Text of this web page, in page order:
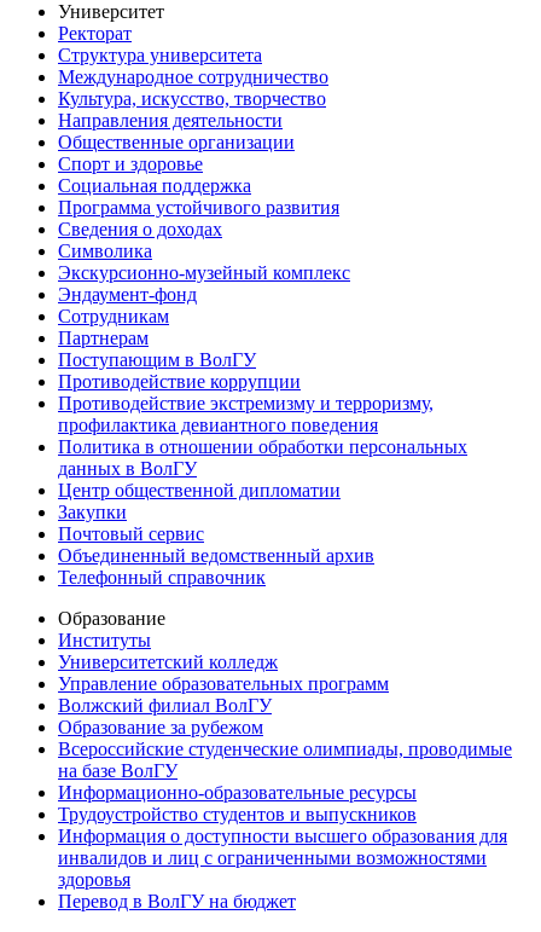
Университет
Ректорат
Структура университета
Международное сотрудничество
Культура, искусство, творчество
Направления деятельности
Общественные организации
Спорт и здоровье
Социальная поддержка
Программа устойчивого развития
Сведения о доходах
Символика
Экскурсионно-музейный комплекс
Эндаумент-фонд
Сотрудникам
Партнерам
Поступающим в ВолГУ
Противодействие коррупции
Противодействие экстремизму и терроризму,
профилактика девиантного поведения
Политика в отношении обработки персональных
данных в ВолГУ
Центр общественной дипломатии
Закупки
Почтовый сервис
Объединенный ведомственный архив
Телефонный справочник
Образование
Институты
Университетский колледж
Управление образовательных программ
Волжский филиал ВолГУ
Образование за рубежом
Всероссийские студенческие олимпиады, проводимые
на базе ВолГУ
Информационно-образовательные ресурсы
Трудоустройство студентов и выпускников
Информация о доступности высшего образования для
инвалидов и лиц с ограниченными возможностями
здоровья
Перевод в ВолГУ на бюджет